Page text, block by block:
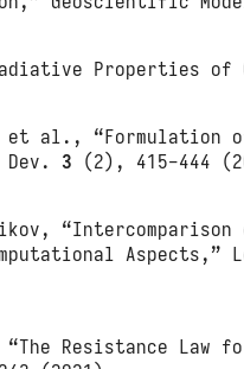
Properties of
al., “Formulation of
3 (2), 415-444
Resistance Law